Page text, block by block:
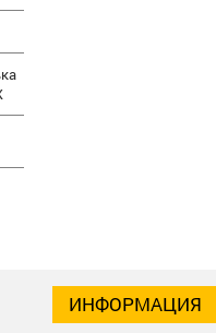
ИНФОРМАЦИЯ